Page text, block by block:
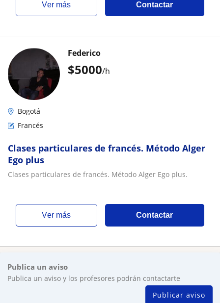
ver más Contactar
$5000/h
Federico
Bogotá
Francés
Clases particulares de francés. Método Alger
Ego plus
Clases particulares de francés. Método Alger Ego plus.
ver más Contactar
Publica un aviso
Publica un aviso y los profesores podrán contactarte
Publicar aviso